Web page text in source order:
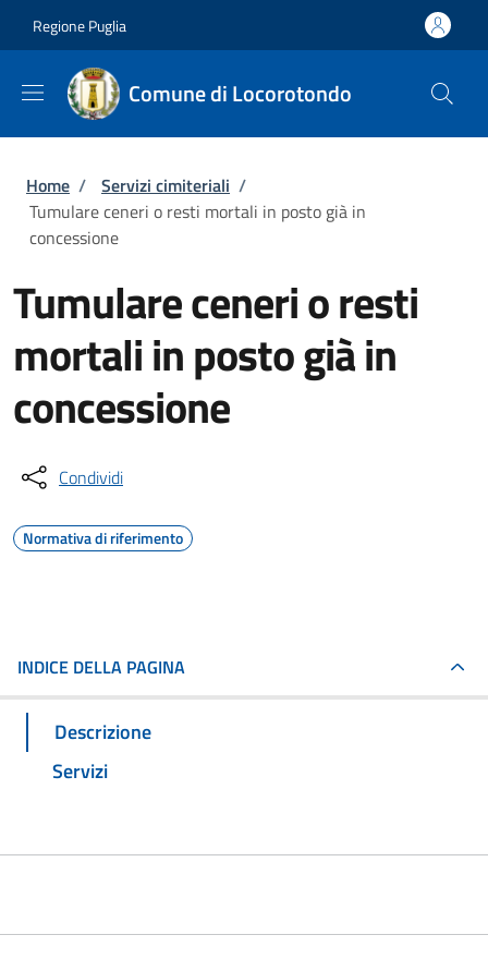
Regione Puglia
Comune di Locorotondo
Briciole di pane
Home / Servizi cimiteriali /
Tumulare ceneri o resti mortali in posto già in
concessione
Tumulare ceneri o resti
mortali in posto già in
concessione
Condividi
Normativa di riferimento
INDICE DELLA PAGINA
Descrizione
Servizi